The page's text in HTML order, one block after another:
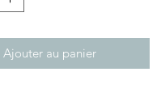
Ajouter au panier